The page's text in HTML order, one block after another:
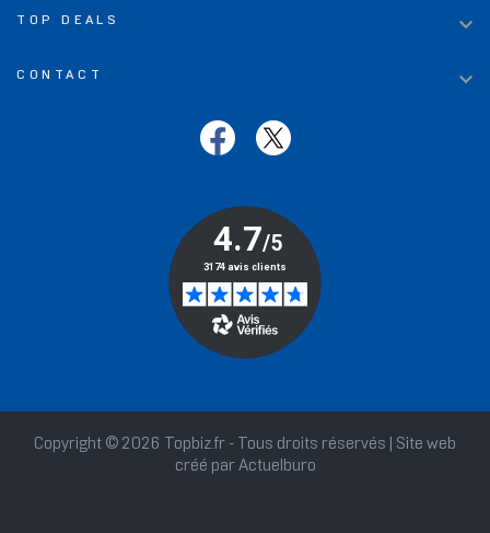
TOP DEALS 
CONTACT 
Copyright © 2026 Topbiz.fr - Tous droits réservés | Site web
créé par Actuelburo